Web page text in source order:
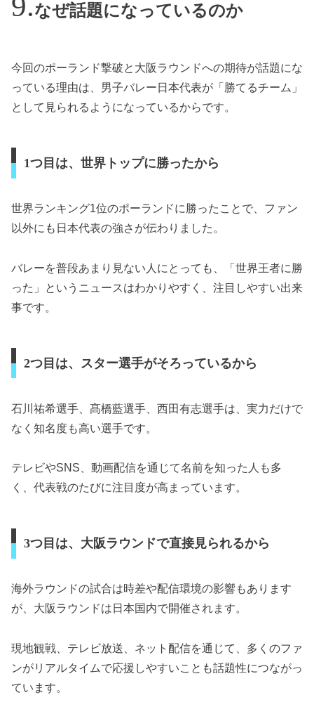
なぜ話題になっているのか
今回のポーランド撃破と大阪ラウンドへの期待が話題にな
っている理由は、男子バレー日本代表が「勝てるチーム」
として見られるようになっているからです。
1つ目は、世界トップに勝ったから
世界ランキング1位のポーランドに勝ったことで、ファン
以外にも日本代表の強さが伝わりました。
バレーを普段あまり見ない人にとっても、「世界王者に勝
った」というニュースはわかりやすく、注目しやすい出来
事です。
2つ目は、スター選手がそろっているから
石川祐希選手、髙橋藍選手、西田有志選手は、実力だけで
なく知名度も高い選手です。
テレビやSNS、動画配信を通じて名前を知った人も多
く、代表戦のたびに注目度が高まっています。
3つ目は、大阪ラウンドで直接見られるから
海外ラウンドの試合は時差や配信環境の影響もあります
が、大阪ラウンドは日本国内で開催されます。
現地観戦、テレビ放送、ネット配信を通じて、多くのファ
ンがリアルタイムで応援しやすいことも話題性につながっ
ています。